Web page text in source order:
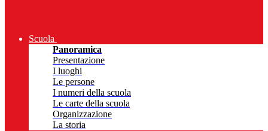
Scuola
Panoramica
Presentazione
I luoghi
Le persone
I numeri della scuola
Le carte della scuola
Organizzazione
La storia